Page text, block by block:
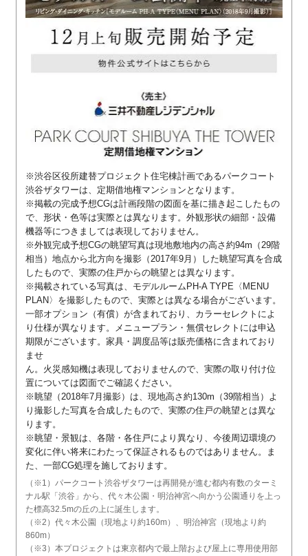
※渋谷区役所建替プロジェクト住宅棟計画であるパークコート
渋谷ザタワーは、定期借地権マンションとなります。
※掲載の完成予想CGは計画段階の図面を基に描き起こしたもの
で、形状・色等は実際とは異なります。外観形状の細部・設備
機器等につきましては表現しておりません。
※外観完成予想CGの眺望写真は現地敷地内の高さ約94m（29階
相当）地点から北方向を撮影（2017年9月）した眺望写真を合成
したもので、実際の住戸からの眺望とは異なります。
※掲載されている写真は、モデルルームPH-A TYPE〈MENU
PLAN〉を撮影したもので、実際とは異なる場合がございます。
一部オプション（有償）が含まれており、カラーセレクトによ
り仕様が異なります。メニュープラン・無償セレクトには申込
期限がございます。家具・調度品等は販売価格に含まれており
ませ
ん。火災感知機は表現しておりませんので、実際の取り付け位
置については図面でご確認ください。
※眺望（2018年7月撮影）は、現地高さ約130m（39階相当）よ
り撮影した写真を合成したもので、実際の住戸の眺望とは異な
ります。
※眺望・景観は、各階・各住戸により異なり、今後周辺環境の
変化に伴い将来にわたって保証されるものではありません。ま
た、一部CG処理を施しております。
（※1）パークコート渋谷ザタワーは再開発が進む都内有数のターミ
ナル駅「渋谷」から、代々木公園・明治神宮へ向かう公園通りを上っ
た標高32.5mの丘の上に誕生します。
（※2）代々木公園（現地より約160m）、明治神宮（現地より約
860m）
（※3）本プロジェクトは東京都内で最上階および屋上に専用使用部